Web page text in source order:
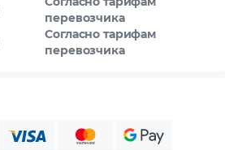
перевозчика
Согласно тарифам
перевозчика